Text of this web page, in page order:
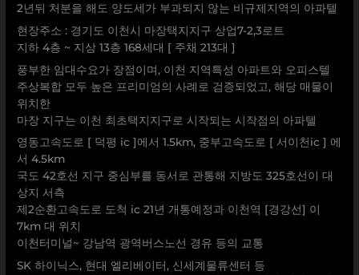
2년뒤 처분을 해도 양도세가 부과되지 않는 비규제지역의 아파텔
현장주소 : 경기도 이천시 마장택지지구 상업7-2,3로트
지하 4층 ~ 지상 13층 168세대 [ 주채 213대 ]
풍부한 임대수요가 장점이며, 이천 지역특성 아파트와 오피스텔
주상복합 모두 높은 프리미엄의 사례로 검증되었고, 해당 매물이
위치한
마장 지구는 이천 최초택지지구로 시작되는 시작점의 아파텔
영동고속도로 [ 덕평 ic ]에서 1.5km, 중부고속도로 [ 서이천ic ] 에
서 4.5km
국도 42호선 지구 중심부를 동서로 관통해 지방도 325호선이 대
상지 서측
제2순환고속도로 도척 ic 21년 개통예정과 이천역 [경강선] 이
7km 대 위치
이천터미널~ 강남역 광역버스노선 경유 등의 교통
SK 하이닉스, 현대 엘리베이터, 신세계물류센터 등